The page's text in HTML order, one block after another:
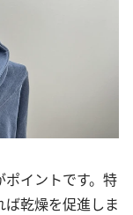
ポイントです。特
乾燥を促進しま